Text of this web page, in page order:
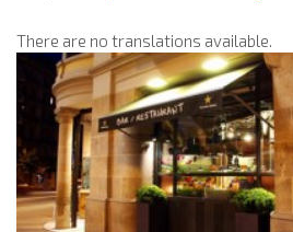
There are no translations available.